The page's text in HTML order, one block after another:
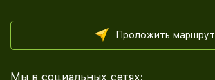
Проложить маршрут
Мы в социальных сетях: